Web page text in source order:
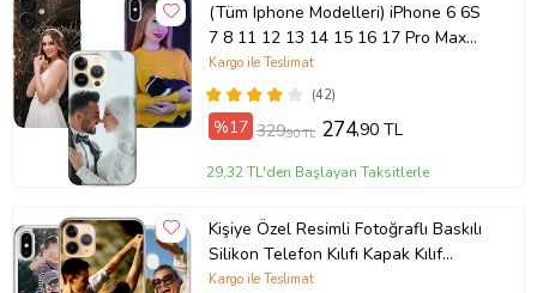
(Tüm Iphone Modelleri) iPhone 6 6S
7 8 11 12 13 14 15 16 17 Pro Max
Plus Mini Kişiye Özel Resimli
Fotoğraflı Kılıf(42)
Kargo ile Teslimat
%17 329,90 TL 274,90 TL
29,32 TL'den Başlayan Taksitlerle
Kişiye Özel Resimli Fotoğraflı Baskılı
Silikon Telefon Kılıfı Kapak Kılıf
(Telefon Modelleri Açıklamada)
Kargo ile Teslimat